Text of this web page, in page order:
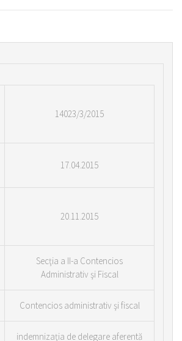
14023/3/2015
17.04.2015
20.11.2015
Secţia a II-a Contencios
Administrativ şi Fiscal
Contencios administrativ şi fiscal
indemnizaţia de delegare aferentă